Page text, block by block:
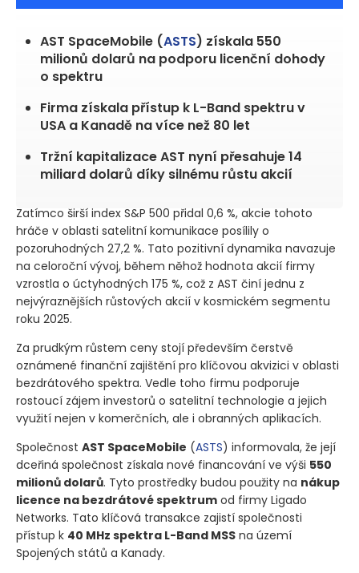
AST SpaceMobile (ASTS) získala 550
milionů dolarů na podporu licenční dohody
o spektru
Firma získala přístup k L-Band spektru v
USA a Kanadě na více než 80 let
Tržní kapitalizace AST nyní přesahuje 14
miliard dolarů díky silnému růstu akcií
Zatímco širší index S&P 500 přidal 0,6 %, akcie tohoto
hráče v oblasti satelitní komunikace posílily o
pozoruhodných 27,2 %. Tato pozitivní dynamika navazuje
na celoroční vývoj, během něhož hodnota akcií firmy
vzrostla o úctyhodných 175 %, což z AST činí jednu z
nejvýraznějších růstových akcií v kosmickém segmentu
roku 2025.
Za prudkým růstem ceny stojí především čerstvě
oznámené finanční zajištění pro klíčovou akvizici v oblasti
bezdrátového spektra. Vedle toho firmu podporuje
rostoucí zájem investorů o satelitní technologie a jejich
využití nejen v komerčních, ale i obranných aplikacích.
Společnost AST SpaceMobile (ASTS) informovala, že její
dceřiná společnost získala nové financování ve výši 550
milionů dolarů. Tyto prostředky budou použity na nákup
licence na bezdrátové spektrum od firmy Ligado
Networks. Tato klíčová transakce zajistí společnosti
přístup k 40 MHz spektra L-Band MSS na území
Spojených států a Kanady.